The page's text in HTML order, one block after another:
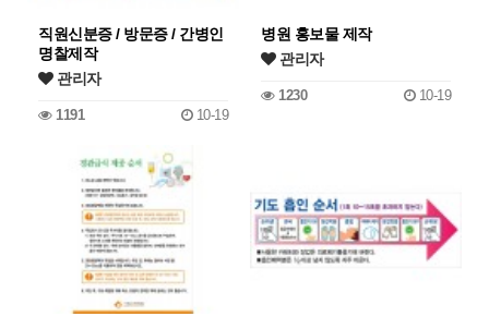
직원신분증 / 방문증 / 간병인
명찰제작
관리자
1191 10-19
병원 홍보물 제작
관리자
1230 10-19